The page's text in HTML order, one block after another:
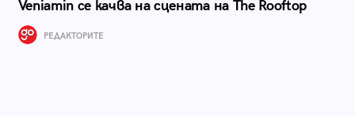
Veniamin се качва на сцената на The Rooftop
РЕДАКТОРИТЕ